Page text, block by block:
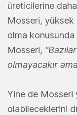
üreticilerine
Mosseri,
olma konusunda
Mosseri,
olmayacakır
Yine de Mosseri
olabileceklerini